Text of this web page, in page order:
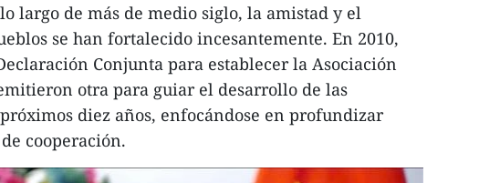
largo de más de medio siglo, la amistad y el
se han fortalecido incesantemente. En 2010,
Conjunta para establecer la Asociación
otra para guiar el desarrollo de las
diez años, enfocándose en profundizar
cooperación.